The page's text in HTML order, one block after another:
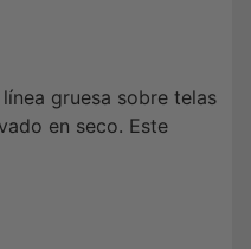
gruesa sobre telas
en seco. Este